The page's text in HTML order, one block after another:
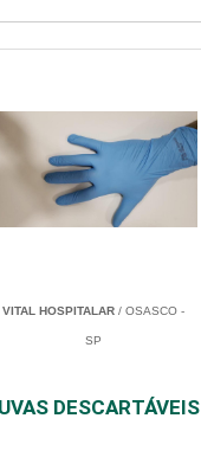
VITAL HOSPITALAR/ OSASCO -
SP
DESCARTÁVEIS